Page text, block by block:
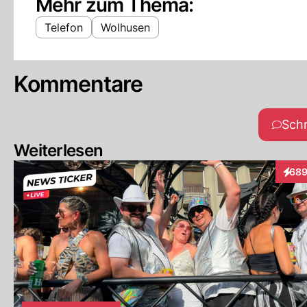
Mehr zum Thema:
Telefon Wolhusen
Kommentare
Weiterlesen
689